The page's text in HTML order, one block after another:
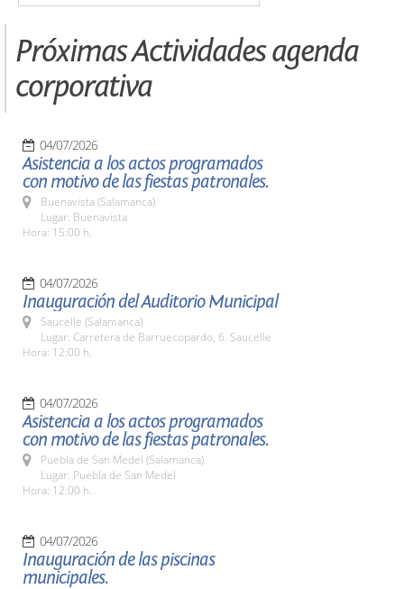
Próximas Actividades agenda
corporativa
04/07/2026
Asistencia a los actos programados
con motivo de las fiestas patronales.
Buenavista (Salamanca)
Lugar: Buenavista
Hora: 15:00 h.
04/07/2026
Inauguración del Auditorio Municipal
Saucelle (Salamanca)
Lugar: Carretera de Barruecopardo, 6. Saucelle
Hora: 12:00 h.
04/07/2026
Asistencia a los actos programados
con motivo de las fiestas patronales.
Puebla de San Medel (Salamanca)
Lugar: Puebla de San Medel
Hora: 12:00 h.
04/07/2026
Inauguración de las piscinas
municipales.